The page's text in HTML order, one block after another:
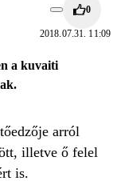
0
2018.07.31. 11:09
a kuvaiti
arról
illetve ő felel
is.